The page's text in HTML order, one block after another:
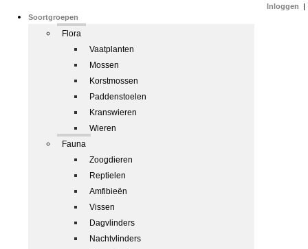
Soortgroepen
Flora
Vaatplanten
Mossen
Korstmossen
Paddenstoelen
Kranswieren
Wieren
Fauna
Zoogdieren
Reptielen
Amfibieën
Vissen
Dagvlinders
Nachtvlinders
Inloggen |